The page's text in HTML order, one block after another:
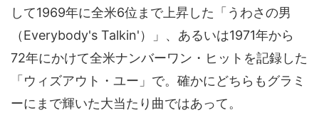
して1969年に全米6位まで上昇した「うわさの男
（Everybody's Talkin'）」、あるいは1971年から
72年にかけて全米ナンバーワン・ヒットを記録した
「ウィズアウト・ユー」で。確かにどちらもグラミ
ーにまで輝いた大当たり曲ではあって。